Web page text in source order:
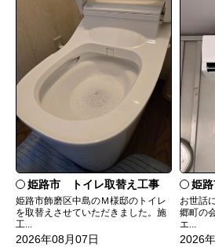
姫路市 トイレ取替え工事
姫路市飾磨区中島のＭ様邸のトイレ
を取替えさせていただきました。施
工...
2026年08月07日
姫
お世話
郷町の
エ...
2026